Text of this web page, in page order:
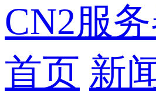
CN2服
首页 新